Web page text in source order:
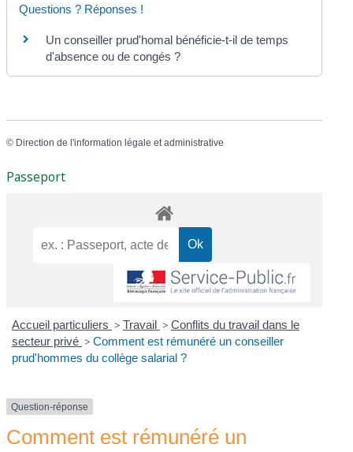
Questions ? Réponses !
Un conseiller prud'homal bénéficie-t-il de temps
d'absence ou de congés ?
© Direction de l'information légale et administrative
Passeport
Accueil particuliers > Travail > Conflits du travail dans le
secteur privé > Comment est rémunéré un conseiller
prud'hommes du collège salarial ?
Question-réponse
Comment est rémunéré un